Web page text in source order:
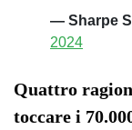
— Sharpe
2024
Quattro
toccare i